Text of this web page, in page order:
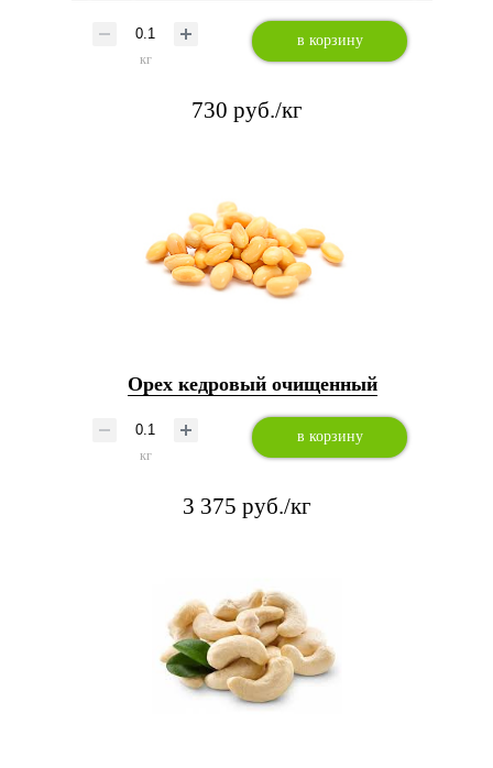
кг
в корзину
730 руб./кг
Орех кедровый очищенный
кг
в корзину
3 375 руб./кг